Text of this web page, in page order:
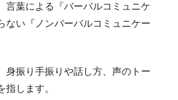
言葉による『バーバルコミュニケ
ない『ノンバーバルコミュニケー
身振り手振りや話し方、声のトー
指します。